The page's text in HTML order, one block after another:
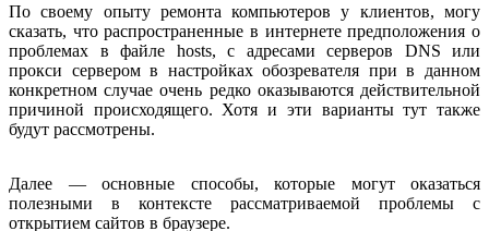
По своему опыту ремонта компьютеров у клиентов, могу
сказать, что распространенные в интернете предположения о
проблемах в файле hosts, с адресами серверов DNS или
прокси сервером в настройках обозревателя при в данном
конкретном случае очень редко оказываются действительной
причиной происходящего. Хотя и эти варианты тут также
будут рассмотрены.
Далее — основные способы, которые могут оказаться
полезными в контексте рассматриваемой проблемы с
открытием сайтов в браузере.